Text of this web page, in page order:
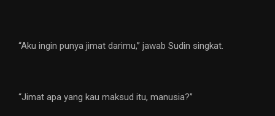
“Aku ingin punya jimat darimu,” jawab Sudin singkat.
“Jimat apa yang kau maksud itu, manusia?”